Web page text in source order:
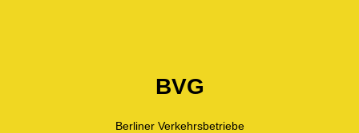
BVG
Berliner Verkehrsbetriebe